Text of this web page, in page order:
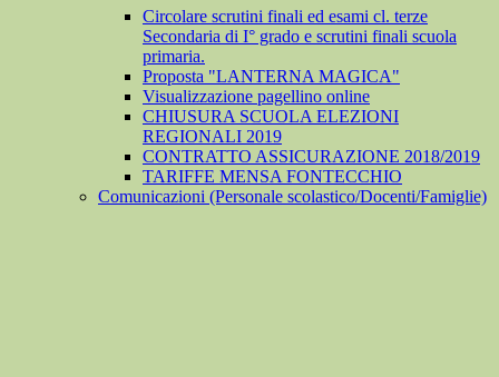
Circolare scrutini finali ed esami cl. terze
Secondaria di I° grado e scrutini finali scuola
primaria.
Proposta "LANTERNA MAGICA"
Visualizzazione pagellino online
CHIUSURA SCUOLA ELEZIONI
REGIONALI 2019
CONTRATTO ASSICURAZIONE 2018/2019
TARIFFE MENSA FONTECCHIO
Comunicazioni (Personale scolastico/Docenti/Famiglie)